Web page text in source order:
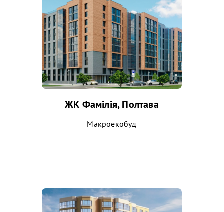
ЖК Фамілія, Полтава
Макроекобуд